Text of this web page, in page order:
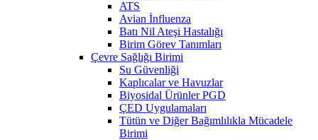
ATS
Avian İnfluenza
Batı Nil Ateşi Hastalığı
Birim Görev Tanımları
Çevre Sağlığı Birimi
Su Güvenliği
Kaplıcalar ve Havuzlar
Biyosidal Ürünler PGD
ÇED Uygulamaları
Tütün ve Diğer Bağımlılıkla Mücadele
Birimi